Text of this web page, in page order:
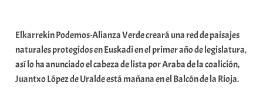
a
r
E
r
Elkarrekin Podemos-Alianza Verde creará una red de paisajes
naturales protegidos en Euskadi en el primer año de legislatura,
así lo ha anunciado el cabeza de lista por Araba de la coalición,
Juantxo López de Uralde está mañana en el Balcón de la Rioja.